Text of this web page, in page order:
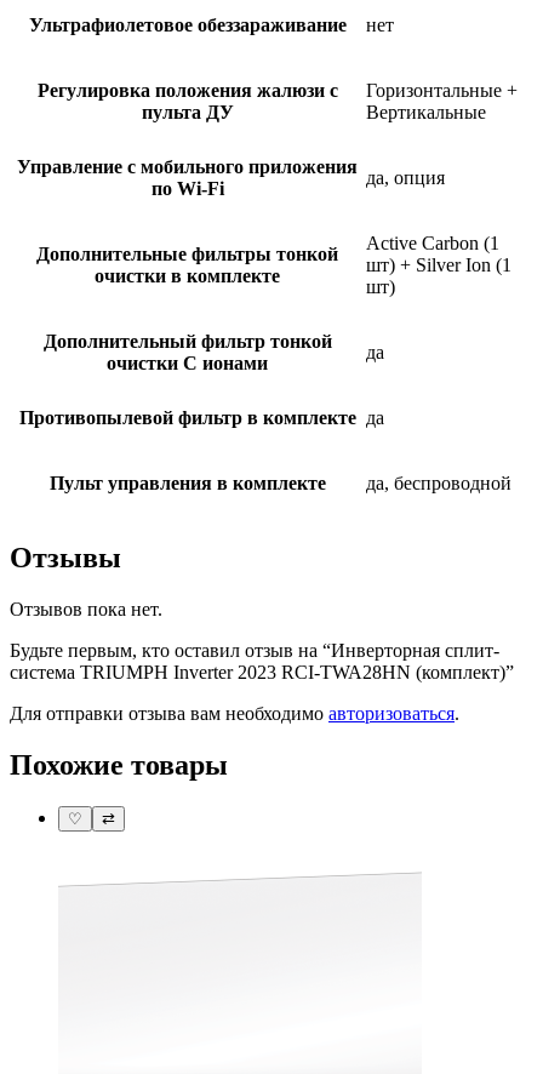
Ультрафиолетовое обеззараживание нет
Регулировка положения жалюзи с
пульта ДУ
Горизонтальные +
Вертикальные
Управление c мобильного приложения
по Wi-Fi
да, опция
Дополнительные фильтры тонкой
очистки в комплекте
Active Carbon (1
шт) + Silver Ion (1
шт)
Дополнительный фильтр тонкой
очистки С ионами
да
Противопылевой фильтр в комплекте да
Пульт управления в комплекте да, беспроводной
Отзывы
Отзывов пока нет.
Будьте первым, кто оставил отзыв на “Инверторная сплит-
система TRIUMPH Inverter 2023 RCI-TWA28HN (комплект)”
Для отправки отзыва вам необходимо авторизоваться.
Похожие товары
♡ ⇄